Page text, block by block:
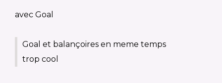
avec Goal
Goal et balançoires en meme temps
trop cool